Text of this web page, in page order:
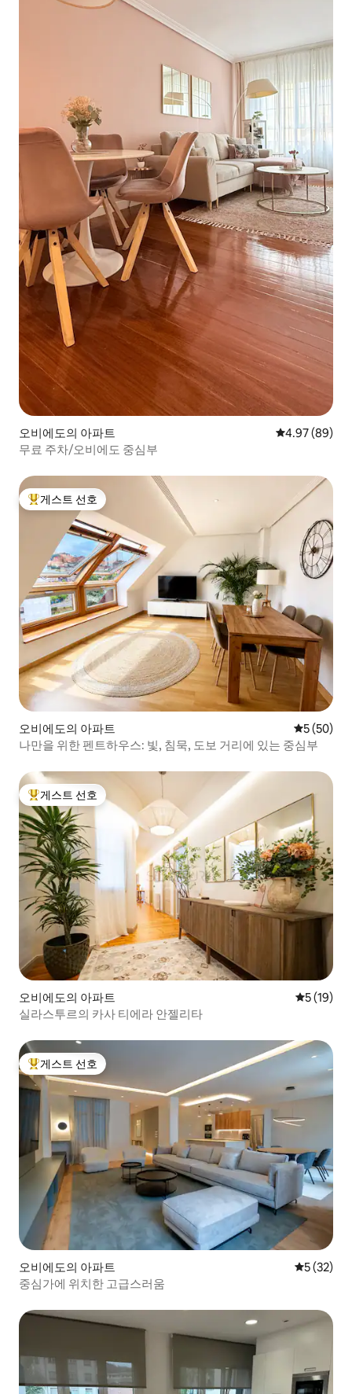
오비에도의 아파트 평점 4.97점(5
4.97 (89)
무료 주차/오비에도 중심부
상위 게스트 선호
게스트 선호
오비에도의 아파트 평점 5점(5
5 (50)
나만을 위한 펜트하우스: 빛, 침묵, 도보 거리에 있는 중심부
상위 게스트 선호
게스트 선호
오비에도의 아파트 평점 5점
5 (19)
실라스투르의 카사 티에라 안젤리타
상위 게스트 선호
게스트 선호
오비에도의 아파트 평점 5점
5 (32)
중심가에 위치한 고급스러움